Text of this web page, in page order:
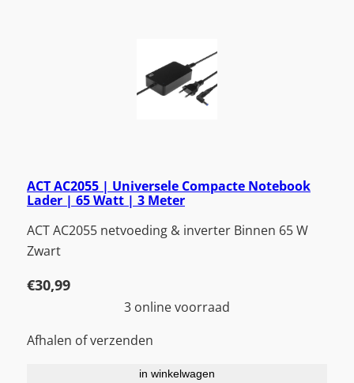
ACT AC2055 | Universele Compacte Notebook
Lader | 65 Watt | 3 Meter
ACT AC2055 netvoeding & inverter Binnen 65 W
Zwart
€30,99
3 online voorraad
Afhalen of verzenden
in winkelwagen